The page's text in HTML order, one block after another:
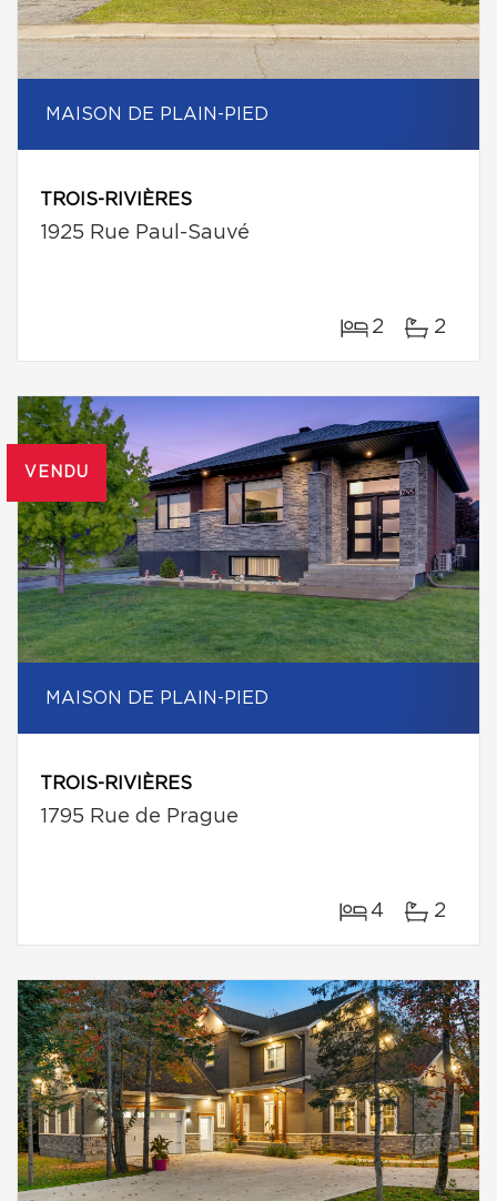
MAISON DE PLAIN-PIED
TROIS-RIVIÈRES
1925 Rue Paul-Sauvé
2 2
VENDU
MAISON DE PLAIN-PIED
TROIS-RIVIÈRES
1795 Rue de Prague
4 2